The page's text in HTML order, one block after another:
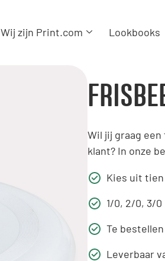
Wij zijn Print.com Lookbooks
Wil jij graag
klant? In onze
Kies uit
1/0, 2/0, 3/
Te
Leverbaar